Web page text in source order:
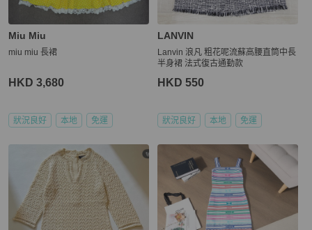
Miu Miu
miu miu 長裙
HKD 3,680
狀況良好 本地 免運
LANVIN
Lanvin 浪凡 粗花呢流蘇高腰直筒中長
半身裙 法式復古通勤款
HKD 550
狀況良好 本地 免運